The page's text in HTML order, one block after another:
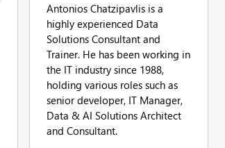
Antonios Chatzipavlis is a
highly experienced Data
Solutions Consultant and
Trainer. He has been working in
the IT industry since 1988,
holding various roles such as
senior developer, IT Manager,
Data & AI Solutions Architect
and Consultant.